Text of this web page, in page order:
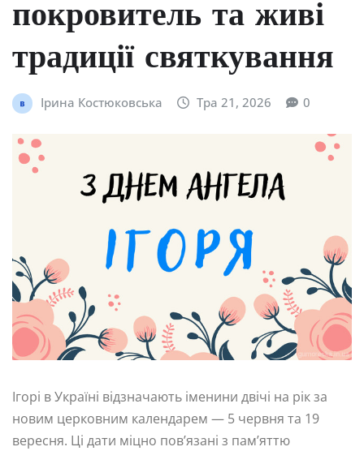
покровитель та живі
традиції святкування
Ірина Костюковська Тра 21, 2026 0
Ігорі в Україні відзначають іменини двічі на рік за
новим церковним календарем — 5 червня та 19
вересня. Ці дати міцно пов’язані з пам’яттю